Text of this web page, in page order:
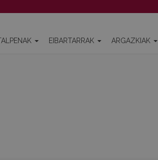
EIBARTARRAK ARGAZKIAK